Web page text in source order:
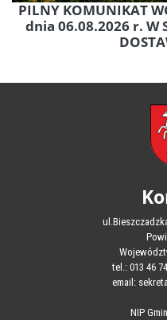
PILNY KOMUNIKAT
dnia 06.08.2026 r. W
tel.: 013 46
email:
NIP